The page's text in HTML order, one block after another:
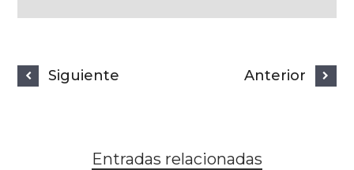
Siguiente Anterior
Entradas relacionadas